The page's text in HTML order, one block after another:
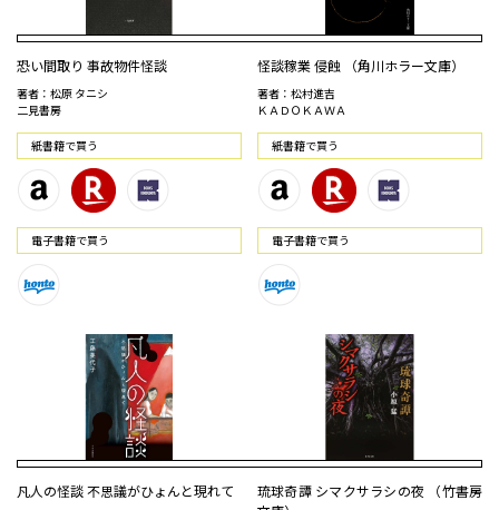
恐い間取り 事故物件怪談
著者：松原 タニシ
二見書房
紙書籍で買う
電⼦書籍で買う
怪談稼業 侵蝕 （角川ホラー文庫）
著者：松村進吉
ＫＡＤＯＫＡＷＡ
紙書籍で買う
電⼦書籍で買う
凡人の怪談 不思議がひょんと現れて
琉球奇譚 シマクサラシの夜 （竹書房